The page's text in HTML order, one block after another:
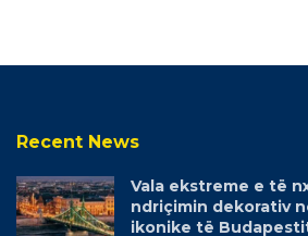
Recent News
Vala ekstreme e të
ndriçimin dekorativ
ikonike të